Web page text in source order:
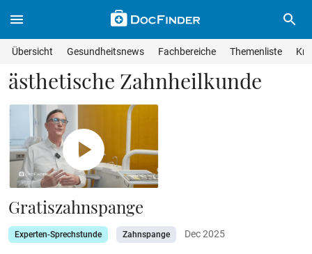
Übersicht Gesundheitsnews Fachbereiche ThemenlisteSuche
ästhetische Zahnheilkunde
Gratiszahnspange
Experten-Sprechstunde Zahnspange Dec 2025